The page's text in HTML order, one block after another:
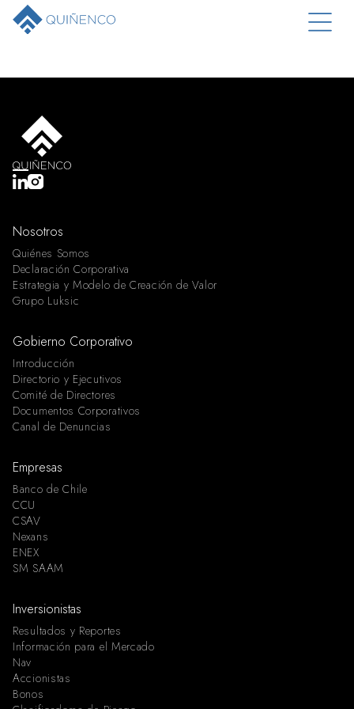
Nosotros
Quiénes Somos
Declaración Corporativa
Estrategia y Modelo de Creación de Valor
Grupo Luksic
Gobierno Corporativo
Introducción
Directorio y Ejecutivos
Comité de Directores
Documentos Corporativos
Canal de Denuncias
Empresas
Banco de Chile
CCU
CSAV
Nexans
ENEX
SM SAAM
Inversionistas
Resultados y Reportes
Información para el Mercado
Nav
Accionistas
Bonos